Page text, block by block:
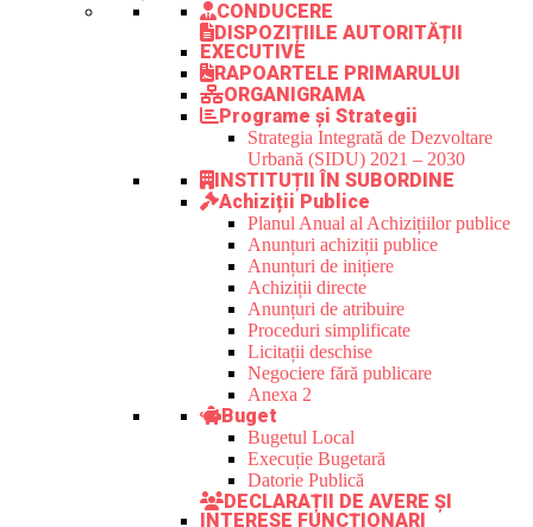
CONDUCERE
DISPOZIȚIILE AUTORITĂȚII
EXECUTIVE
RAPOARTELE PRIMARULUI
ORGANIGRAMA
Programe și Strategii
Strategia Integrată de Dezvoltare
Urbană (SIDU) 2021 – 2030
INSTITUȚII ÎN SUBORDINE
Achiziții Publice
Planul Anual al Achizițiilor publice
Anunțuri achiziții publice
Anunțuri de inițiere
Achiziții directe
Anunțuri de atribuire
Proceduri simplificate
Licitații deschise
Negociere fără publicare
Anexa 2
Buget
Bugetul Local
Execuție Bugetară
Datorie Publică
DECLARAȚII DE AVERE ȘI
INTERESE FUNCȚIONARI